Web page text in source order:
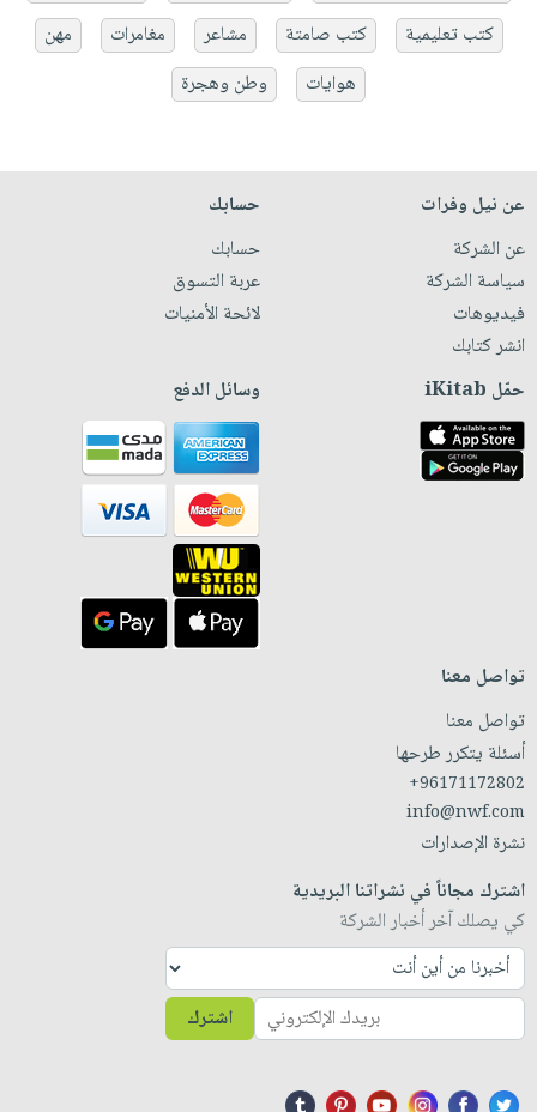
كتب تعليمية
كتب صامتة مشاعر مغامرات
مهن
هوايات
وطن وهجرة
عن نيل وفرات
عن الشركة
سياسة الشركة
فيديوهات
انشر كتابك
حسابك
حسابك
عربة التسوق
لائحة الأمنيات
حمّل iKitab وسائل الدفع
تواصل معنا
تواصل معنا
أسئلة يتكرر طرحها
+96171172802
info@nwf.com
نشرة الإصدارات
اشترك مجاناً في نشراتنا البريدية
كي يصلك آخر أخبار الشركة
اشترك